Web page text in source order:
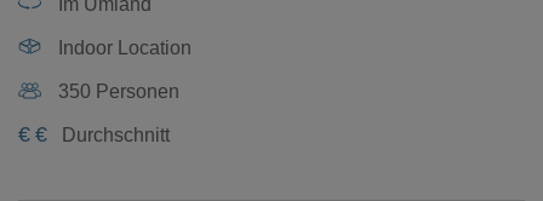
Indoor Location
350 Personen
€ € Durchschnitt